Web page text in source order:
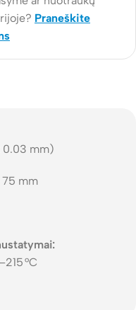
Praneškite
0.03 mm)
75 mm
°C